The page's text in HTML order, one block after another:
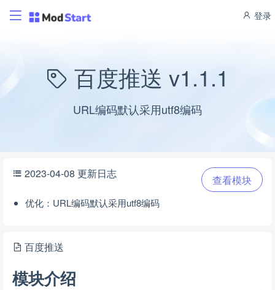
登录
百度推送 v1.1.1
URL编码默认采用utf8编码
查看模块
2023-04-08 更新日志
优化：URL编码默认采用utf8编码
百度推送
模块介绍